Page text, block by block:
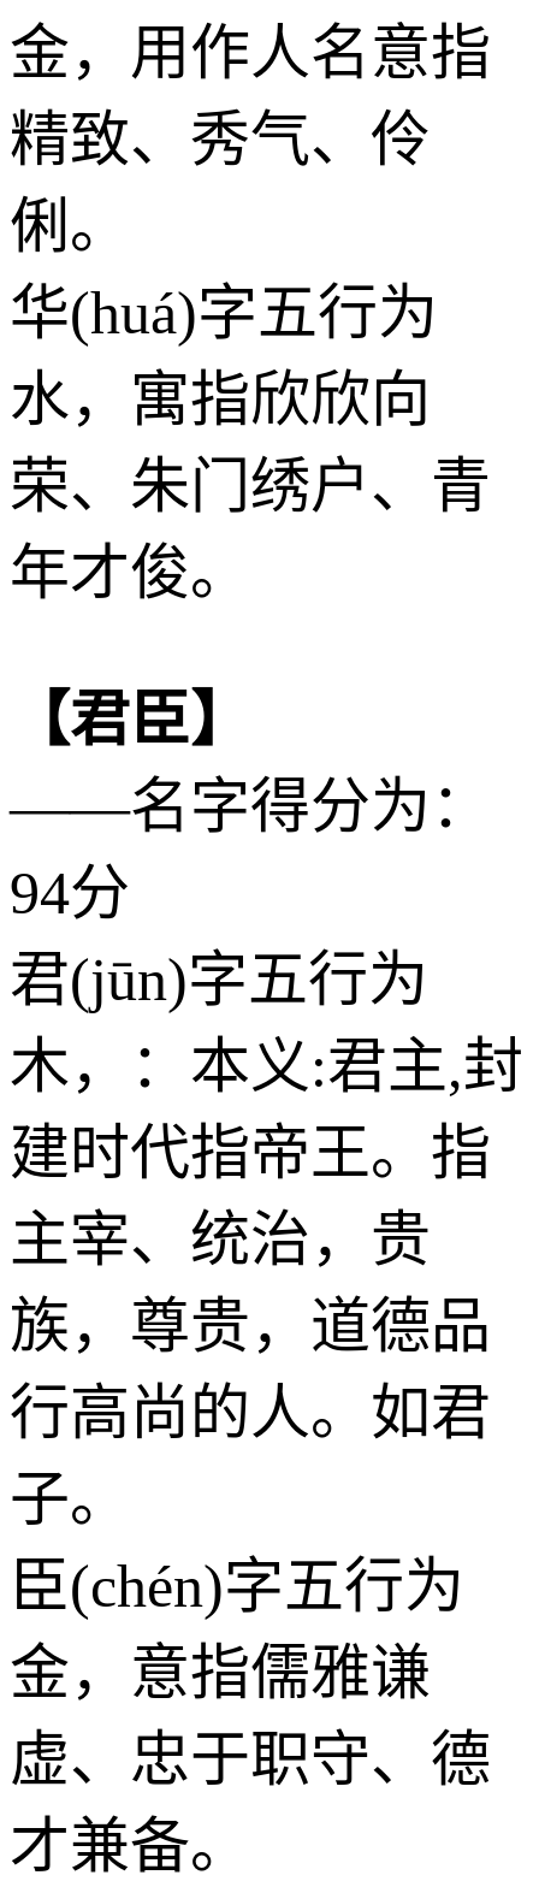
金，用作人名意指
精致、秀气、伶
俐。
华(huá)字五行为
水，寓指欣欣向
荣、朱门绣户、青
年才俊。
【君臣】
——名字得分为：
94分
君(jūn)字五行为
木，：本义:君主,封
建时代指帝王。指
主宰、统治，贵
族，尊贵，道德品
行高尚的人。如君
子。
臣(chén)字五行为
金，意指儒雅谦
虚、忠于职守、德
才兼备。